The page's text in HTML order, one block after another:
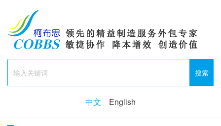
搜索
中文 English